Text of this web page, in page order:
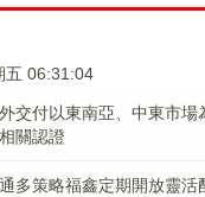
五 06:31:05
交付以東南亞、中東市場
關認證
通多策略福鑫定期開放靈活